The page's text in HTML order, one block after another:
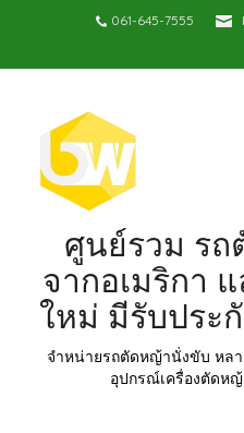
061-645-7555
ศูนย์รวม ร
จากอเมริกา
ใหม่ มีรับประ
จำหน่ายรถตัดหญ้านั่งขับ หล
อุปกรณ์เครื่องตัดห